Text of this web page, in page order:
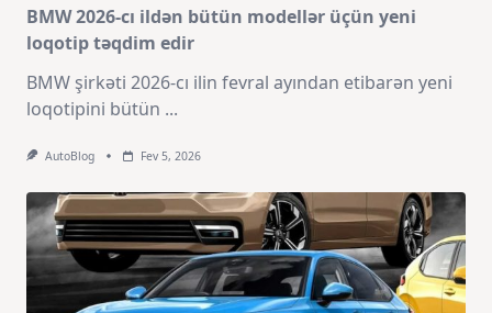
BMW 2026-cı ildən bütün modellər üçün yeni
loqotip təqdim edir
BMW şirkəti 2026-cı ilin fevral ayından etibarən yeni
loqotipini bütün ...
AutoBlog Fev 5, 2026